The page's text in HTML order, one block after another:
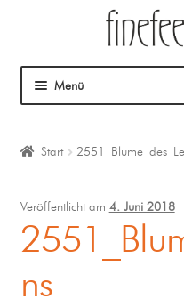
Menü
Coaching
Start
Veröffentlicht am 4. Juni 2018
ns